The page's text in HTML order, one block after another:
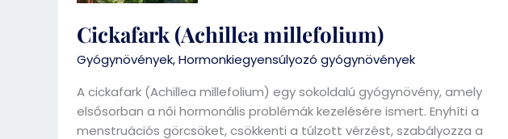
Cickafark (Achillea millefolium)
Gyógynövények,Hormonkiegyensúlyozó gyógynövények
A cickafark (Achillea millefolium) egy sokoldalú gyógynövény, amely
elsősorban a női hormonális problémák kezelésére ismert. Enyhíti a
menstruációs görcsöket, csökkenti a túlzott vérzést, szabályozza a